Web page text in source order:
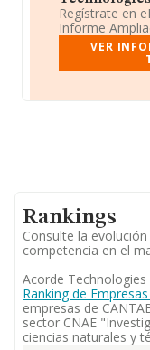
Regístrate en
Informe
VER
Rankings
Consulte la
competencia en el
Acorde
Ranking de
empresas de
sector CNAE
ciencias naturales y